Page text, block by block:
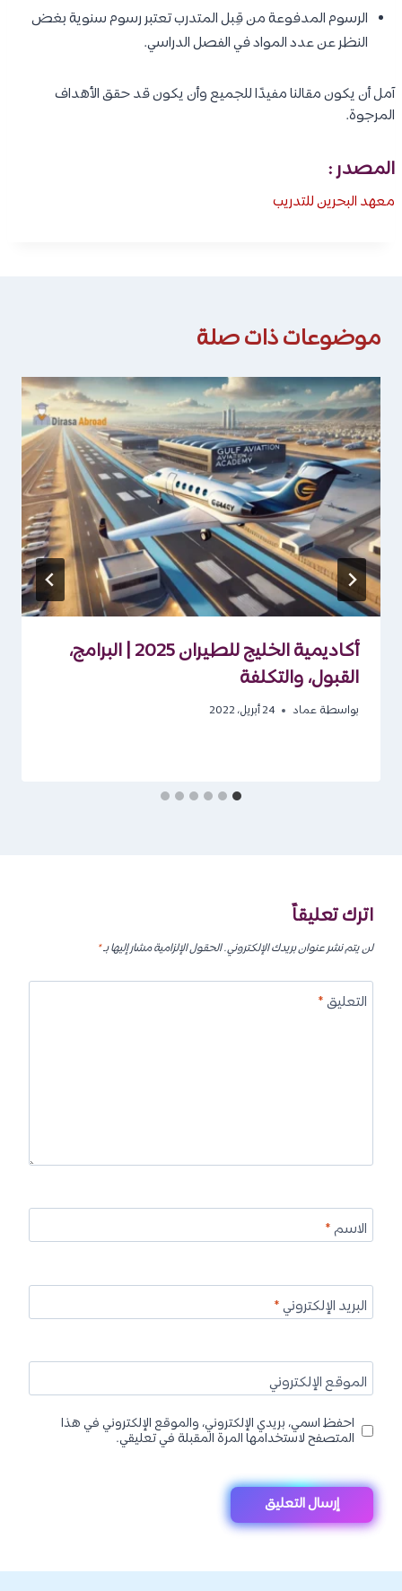
الرسوم المدفوعة من قِبل المتدرب تعتبر رسوم سنوية بغض
النظر عن عدد المواد في الفصل الدراسي.
آمل أن يكون مقالنا مفيدًا للجميع وأن يكون قد حقق الأهداف
المرجوة.
المصدر :
معهد البحرين للتدريب
موضوعات ذات صلة
أكاديمية الخليج للطيران 2025 | البرامج،
القبول، والتكلفة
بواسطة عماد 24 أبريل، 2022
اترك تعليقاً
لن يتم نشر عنوان بريدك الإلكتروني.الحقول الإلزامية مشار إليها بـ*
التعليق*
الاسم*
البريد الإلكتروني*
الموقع الإلكتروني
احفظ اسمي، بريدي الإلكتروني، والموقع الإلكتروني في هذا
المتصفح لاستخدامها المرة المقبلة في تعليقي.